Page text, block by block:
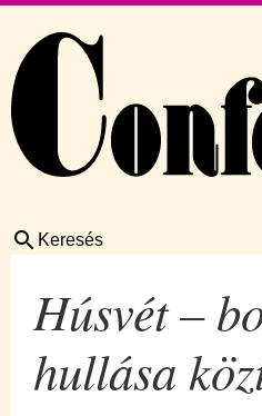
Keresés
Húsvét –
hullása